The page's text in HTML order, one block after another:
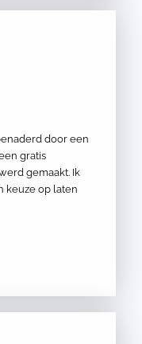
door een
gratis
gemaakt. Ik
keuze op laten